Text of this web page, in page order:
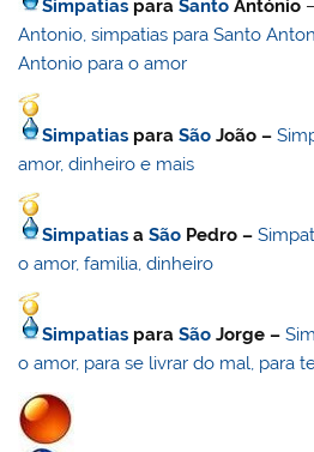
Simpatias paraSanto António
Antonio, simpatias para Santo
Antonio para o amor
Simpatias paraSão João –
amor, dinheiro e mais
Simpatias aSão Pedro –
o amor, familia, dinheiro
Simpatias paraSão Jorge –
o amor, para se livrar do mal, para